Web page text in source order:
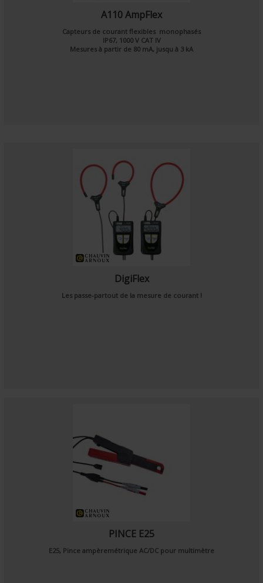
A110 AmpFlex
Capteurs de courant flexibles monophasés
IP67, 1000 V CAT IV
Mesures à partir de 80 mA, jusqu à 3 kA
DigiFlex
Les passe-partout de la mesure de courant !
PINCE E25
E25, Pince ampèremétrique AC/DC pour multimètre